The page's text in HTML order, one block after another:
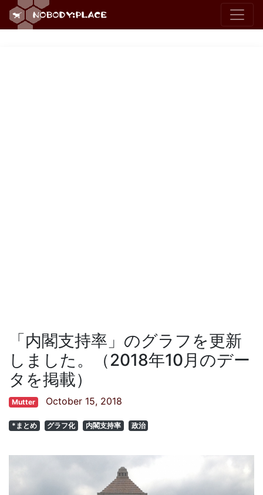
「内閣支持率」のグラフを更新
しました。（2018年10月のデー
タを掲載）
Mutter October 15, 2018
*まとめ グラフ化 内閣支持率 政治